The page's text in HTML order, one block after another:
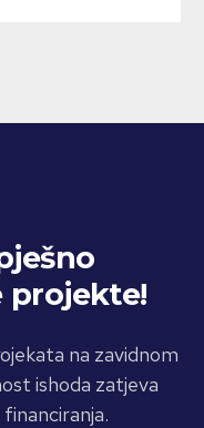
projekte!
na zavidnom
ishoda zatjeva